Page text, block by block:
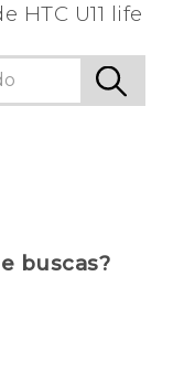
HTC U11 life
buscas?